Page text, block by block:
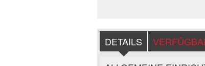
DETAILS